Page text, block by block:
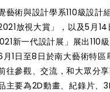
藝術與設計學系110級設計
放視大賞」，以及5月
新一代設計展」展出110
1日至8日於南大藝術特區
往參觀、交流，和大眾分
主要為2D動畫、紀錄片、